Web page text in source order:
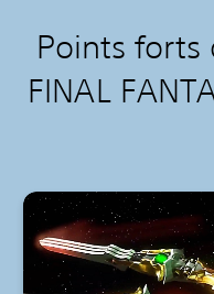
Points forts
FINAL